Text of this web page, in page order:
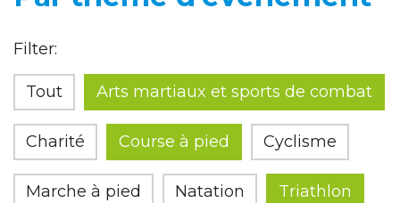
Filter:
Tout Arts martiaux et sports de combat
Charité Course à pied Cyclisme
Marche à pied Natation Triathlon